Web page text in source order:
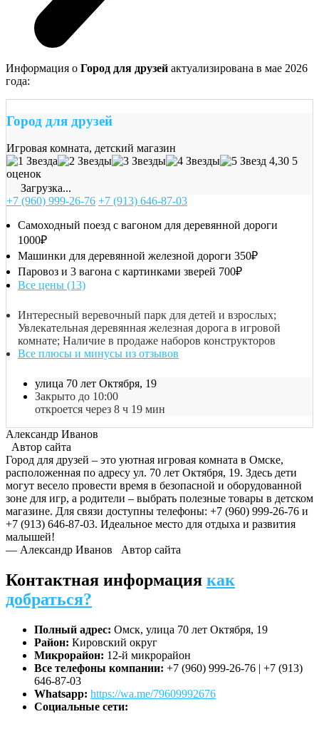
Информация о Город для друзей актуализирована в мае 2026
года:
Город для друзей
Игровая комната, детский магазин
4,30 5
оценок
Загрузка...
+7 (960) 999-26-76 +7 (913) 646-87-03
Самоходный поезд с вагоном для деревянной дороги
1000₽
Машинки для деревянной железной дороги 350₽
Паровоз и 3 вагона с картинками зверей 700₽
Все цены (13)
Интересный веревочный парк для детей и взрослых;
Увлекательная деревянная железная дорога в игровой
комнате; Наличие в продаже наборов конструкторов
Все плюсы и минусы из отзывов
улица 70 лет Октября, 19
Закрыто до 10:00
откроется через 8 ч 19 мин
Александр Иванов
Автор сайта
Город для друзей – это уютная игровая комната в Омске,
расположенная по адресу ул. 70 лет Октября, 19. Здесь дети
могут весело провести время в безопасной и оборудованной
зоне для игр, а родители – выбрать полезные товары в детском
магазине. Для связи доступны телефоны: +7 (960) 999-26-76 и
+7 (913) 646-87-03. Идеальное место для отдыха и развития
малышей!
— Александр Иванов Автор сайта
Контактная информация как
добраться?
Полный адрес: Омск, улица 70 лет Октября, 19
Район: Кировский округ
Микрорайон: 12-й микрорайон
Все телефоны компании: +7 (960) 999-26-76 | +7 (913)
646-87-03
Whatsapp: https://wa.me/79609992676
Социальные сети: